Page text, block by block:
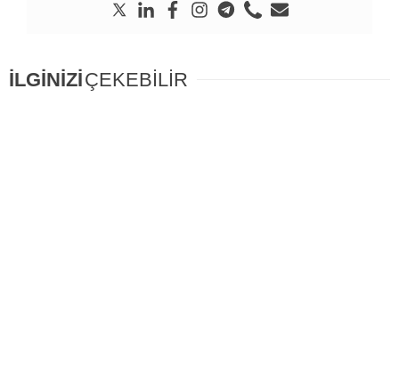
İLGİNİZİÇEKEBİLİR